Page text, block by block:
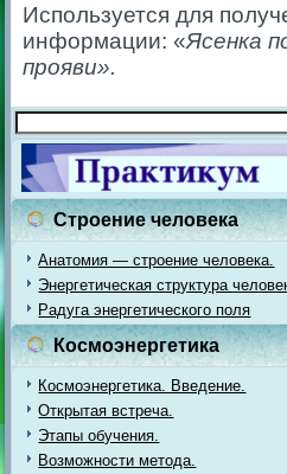
Используется для
информации: «Ясенка
прояви».
Строение человека
Анатомия — строение человека.
Энергетическая структура
Радуга энергетического поля
Космоэнергетика
Космоэнергетика. Введение.
Открытая встреча.
Этапы обучения.
Возможности метода.